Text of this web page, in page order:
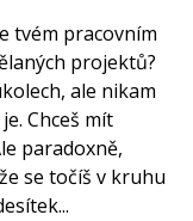
tvém pracovním
projektů?
ale nikam
Chceš mít
paradoxně,
se točíš v kruhu